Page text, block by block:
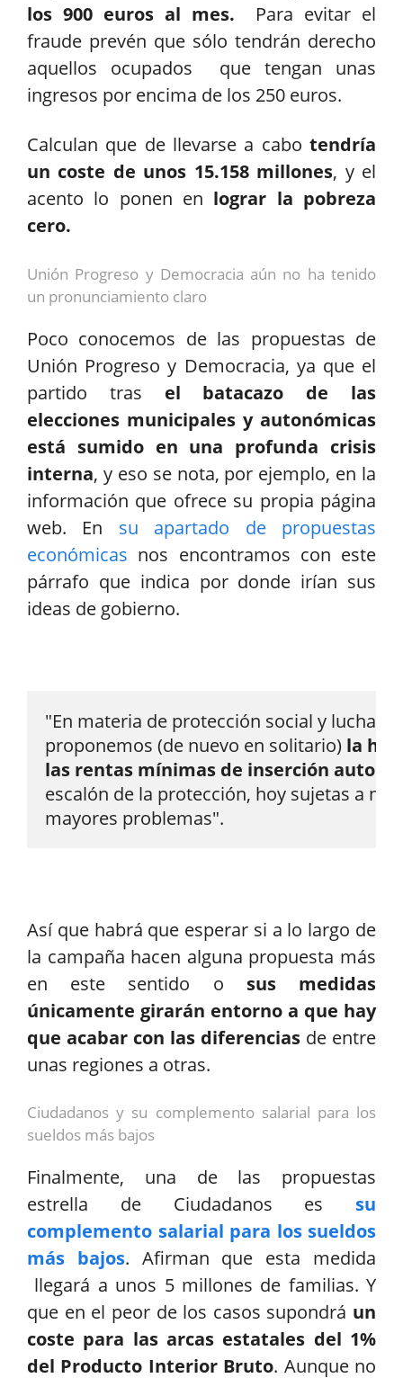
los 900 euros al mes.
Para evitar el
fraude prevén que sólo tendrán derecho
aquellos ocupados que tengan unas
ingresos por encima de los 250 euros.
Calculan que de llevarse a cabo tendría
un coste de unos 15.158 millones, y el
acento lo ponen en lograr la pobreza
cero.
Unión Progreso y Democracia aún no ha tenido
un pronunciamiento claro
Poco conocemos de las propuestas de
Unión Progreso y Democracia, ya que el
partido tras el batacazo de las
elecciones municipales y autonómicas
está sumido en una profunda crisis
interna, y eso se nota, por ejemplo, en la
información que ofrece su propia página
web. En su apartado de propuestas
económicas nos encontramos con este
párrafo que indica por donde irían sus
ideas de gobierno.
"En materia de protección social y lucha
proponemos (de nuevo en solitario) la
las rentas mínimas de inserción
escalón de la protección, hoy sujetas a
mayores problemas".
Así que habrá que esperar si a lo largo de
la campaña hacen alguna propuesta más
en este sentido o sus medidas
únicamente girarán entorno a que hay
que acabar con las diferencias de entre
unas regiones a otras.
Ciudadanos y su complemento salarial para los
sueldos más bajos
Finalmente, una de las propuestas
estrella de Ciudadanos es su
complemento salarial para los sueldos
más bajos. Afirman que esta medida
llegará a unos 5 millones de familias. Y
que en el peor de los casos supondrá un
coste para las arcas estatales del 1%
del Producto Interior Bruto. Aunque no